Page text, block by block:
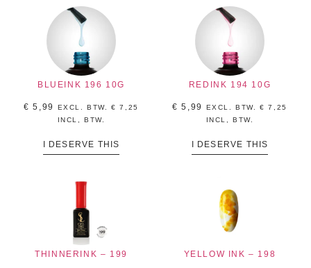
BLUEINK 196 10G
€ 5,99 EXCL. BTW.€ 7,25
INCL, BTW.
I DESERVE THIS
REDINK 194 10G
€ 5,99 EXCL. BTW.€ 7,25
INCL, BTW.
I DESERVE THIS
THINNERINK – 199 YELLOW INK – 198